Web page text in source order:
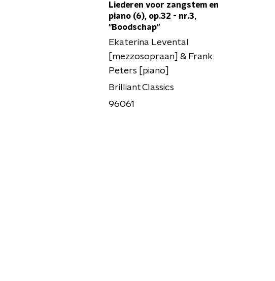
Liederen voor zangstem en
piano (6), op.32 - nr.3,
"Boodschap"
Ekaterina Levental
[mezzosopraan] & Frank
Peters [piano]
Brilliant Classics
96061